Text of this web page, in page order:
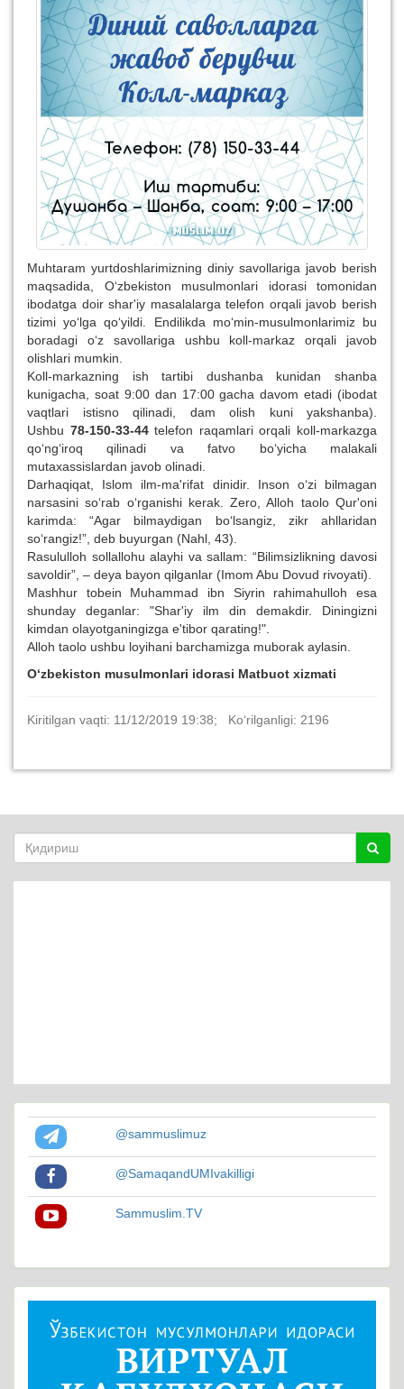
Muhtaram yurtdoshlarimizning diniy savollariga javob berish
maqsadida, O‘zbekiston musulmonlari idorasi tomonidan
ibodatga doir shar'iy masalalarga telefon orqali javob berish
tizimi yo‘lga qo‘yildi. Endilikda mo‘min-musulmonlarimiz bu
boradagi o‘z savollariga ushbu koll-markaz orqali javob
olishlari mumkin.
Koll-markazning ish tartibi dushanba kunidan shanba
kunigacha, soat 9:00 dan 17:00 gacha davom etadi (ibodat
vaqtlari istisno qilinadi, dam olish kuni yakshanba).
Ushbu 78-150-33-44 telefon raqamlari orqali koll-markazga
qo‘ng‘iroq qilinadi va fatvo bo‘yicha malakali
mutaxassislardan javob olinadi.
Darhaqiqat, Islom ilm-ma'rifat dinidir. Inson o‘zi bilmagan
narsasini so‘rab o‘rganishi kerak. Zero, Alloh taolo Qur'oni
karimda: “Agar bilmaydigan bo‘lsangiz, zikr ahllaridan
so‘rangiz!”, deb buyurgan (Nahl, 43).
Rasululloh sollallohu alayhi va sallam: “Bilimsizlikning davosi
savoldir”, – deya bayon qilganlar (Imom Abu Dovud rivoyati).
Mashhur tobein Muhammad ibn Siyrin rahimahulloh esa
shunday deganlar: "Shar'iy ilm din demakdir. Diningizni
kimdan olayotganingizga e'tibor qarating!".
Alloh taolo ushbu loyihani barchamizga muborak aylasin.
O‘zbekiston musulmonlari idorasi Matbuot xizmati
Kiritilgan vaqti: 11/12/2019 19:38; Ko‘rilganligi: 2196
@sammuslimuz
@SamaqandUMIvakilligi
Sammuslim.TV